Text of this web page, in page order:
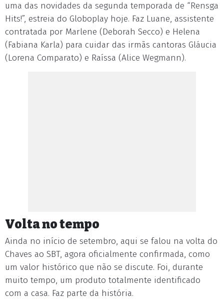
uma das novidades da segunda temporada de “Rensga
Hits!”, estreia do Globoplay hoje. Faz Luane, assistente
contratada por Marlene (Deborah Secco) e Helena
(Fabiana Karla) para cuidar das irmãs cantoras Gláucia
(Lorena Comparato) e Raíssa (Alice Wegmann).
Volta no tempo
Ainda no início de setembro, aqui se falou na volta do
Chaves ao SBT, agora oficialmente confirmada, como
um valor histórico que não se discute. Foi, durante
muito tempo, um produto totalmente identificado
com a casa. Faz parte da história.